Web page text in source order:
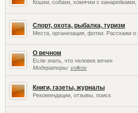
Кошки, собаки, хомячки с
Спорт, охота, рыбалка, туризм
Места, организация, фотки. Расскажи
О вечном
Если знать, что человек вечен
Модераторы: volkov
Книги, газеты, журналы
Рекомендации, отзывы, поиск